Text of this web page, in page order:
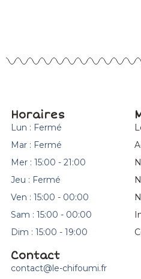
Horaires
Lun : Fermé
Mar : Fermé
Mer : 15:00 - 21:00
Jeu : Fermé
Ven : 15:00 - 00:00
Sam : 15:00 - 00:00
Dim : 15:00 - 19:00
Contact
contact@le-chifoumi.fr